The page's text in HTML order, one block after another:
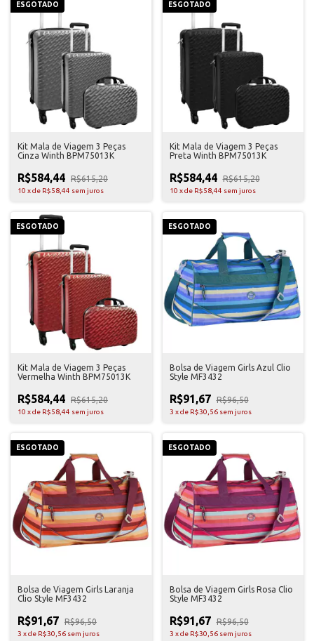
ESGOTADO
Kit Mala de Viagem 3 Peças
Cinza Winth BPM75013K
R$584,44 R$615,20
10 xde R$58,44 sem juros
ESGOTADO
Kit Mala de Viagem 3 Peças
Preta Winth BPM75013K
R$584,44 R$615,20
10 xde R$58,44 sem juros
ESGOTADO
Kit Mala de Viagem 3 Peças
Vermelha Winth BPM75013K
R$584,44 R$615,20
10 xde R$58,44 sem juros
ESGOTADO
Bolsa de Viagem Girls Azul Clio
Style MF3432
R$91,67 R$96,50
3 xde R$30,56 sem juros
ESGOTADO
Bolsa de Viagem Girls Laranja
Clio Style MF3432
R$91,67 R$96,50
3 xde R$30,56 sem juros
ESGOTADO
Bolsa de Viagem Girls Rosa Clio
Style MF3432
R$91,67 R$96,50
3 xde R$30,56 sem juros